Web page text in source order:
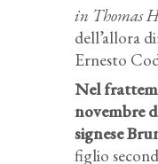
in Thomas
dell’allora
Ernesto
Nel
novembre
signese
figlio